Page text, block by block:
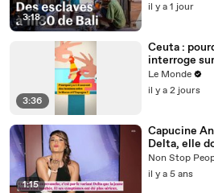
3:18
il y a 1 jour
3:36
Ceuta :
interroge
l’Espagne ?
Le Monde
il y a 2 jours
1:15
Capucine
Delta, elle
Non Stop
il y a 5 ans